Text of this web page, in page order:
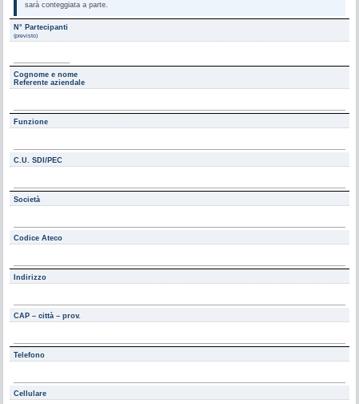
sarà conteggiata a parte.
N° Partecipanti
(previsto)
Cognome e nome
Referente aziendale
Funzione
C.U. SDI/PEC
Società
Codice Ateco
Indirizzo
CAP – città – prov.
Telefono
Cellulare